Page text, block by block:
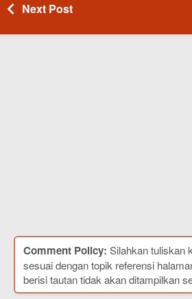
Next Post
Comment Policy: Silahkan tuliskan
sesuai dengan topik referensi
berisi tautan tidak akan ditampilkan